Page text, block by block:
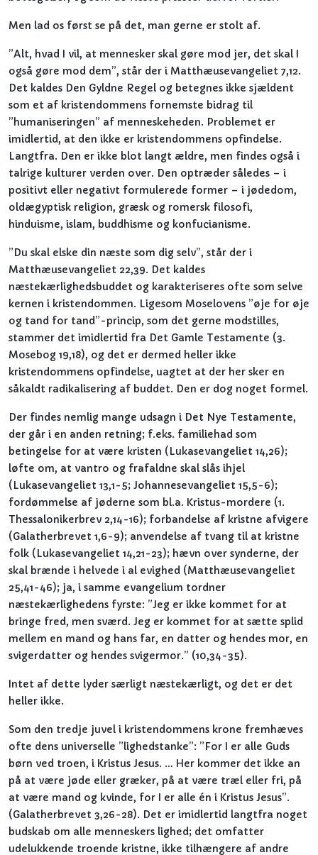
Men lad os først se på det, man gerne er stolt af.
”Alt, hvad I vil, at mennesker skal gøre mod jer, det skal I
også gøre mod dem”, står der i Matthæusevangeliet 7,12.
Det kaldes Den Gyldne Regel og betegnes ikke sjældent
som et af kristendommens fornemste bidrag til
”humaniseringen” af menneskeheden. Problemet er
imidlertid, at den ikke er kristendommens opfindelse.
Langtfra. Den er ikke blot langt ældre, men findes også i
talrige kulturer verden over. Den optræder således – i
positivt eller negativt formulerede former – i jødedom,
oldægyptisk religion, græsk og romersk filosofi,
hinduisme, islam, buddhisme og konfucianisme.
”Du skal elske din næste som dig selv”, står der i
Matthæusevangeliet 22,39. Det kaldes
næstekærlighedsbuddet og karakteriseres ofte som selve
kernen i kristendommen. Ligesom Moselovens ”øje for øje
og tand for tand”-princip, som det gerne modstilles,
stammer det imidlertid fra Det Gamle Testamente (3.
Mosebog 19,18), og det er dermed heller ikke
kristendommens opfindelse, uagtet at der her sker en
såkaldt radikalisering af buddet. Den er dog noget formel.
Der findes nemlig mange udsagn i Det Nye Testamente,
der går i en anden retning; f.eks. familiehad som
betingelse for at være kristen (Lukasevangeliet 14,26);
løfte om, at vantro og frafaldne skal slås ihjel
(Lukasevangeliet 13,1-5; Johannesevangeliet 15,5-6);
fordømmelse af jøderne som bl.a. Kristus-mordere (1.
Thessalonikerbrev 2,14-16); forbandelse af kristne afvigere
(Galatherbrevet 1,6-9); anvendelse af tvang til at kristne
folk (Lukasevangeliet 14,21-23); hævn over synderne, der
skal brænde i helvede i al evighed (Matthæusevangeliet
25,41-46); ja, i samme evangelium tordner
næstekærlighedens fyrste: ”Jeg er ikke kommet for at
bringe fred, men sværd. Jeg er kommet for at sætte splid
mellem en mand og hans far, en datter og hendes mor, en
svigerdatter og hendes svigermor.” (10,34-35).
Intet af dette lyder særligt næstekærligt, og det er det
heller ikke.
Som den tredje juvel i kristendommens krone fremhæves
ofte dens universelle ”lighedstanke”: ”For I er alle Guds
børn ved troen, i Kristus Jesus. … Her kommer det ikke an
på at være jøde eller græker, på at være træl eller fri, på
at være mand og kvinde, for I er alle én i Kristus Jesus”.
(Galatherbrevet 3,26-28). Det er imidlertid langtfra noget
budskab om alle menneskers lighed; det omfatter
udelukkende troende kristne, ikke tilhængere af andre